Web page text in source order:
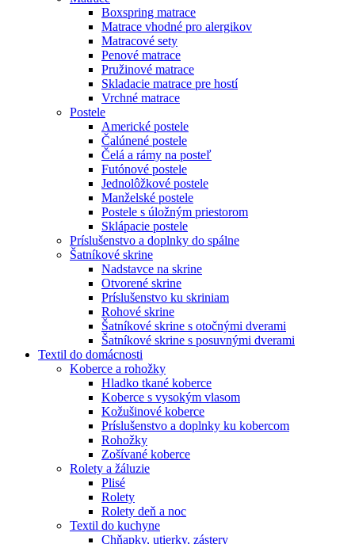
Boxspring matrace
Matrace vhodné pro alergikov
Matracové sety
Penové matrace
Pružinové matrace
Skladacie matrace pre hostí
Vrchné matrace
Postele
Americké postele
Čalúnené postele
Čelá a rámy na posteľ
Futónové postele
Jednolôžkové postele
Manželské postele
Postele s úložným priestorom
Sklápacie postele
Príslušenstvo a doplnky do spálne
Šatníkové skrine
Nadstavce na skrine
Otvorené skrine
Príslušenstvo ku skriniam
Rohové skrine
Šatníkové skrine s otočnými dverami
Šatníkové skrine s posuvnými dverami
Textil do domácnosti
Koberce a rohožky
Hladko tkané koberce
Koberce s vysokým vlasom
Kožušinové koberce
Príslušenstvo a doplnky ku kobercom
Rohožky
Zošívané koberce
Rolety a žáluzie
Plisé
Rolety
Rolety deň a noc
Textil do kuchyne
Chňapky, utierky, zástery